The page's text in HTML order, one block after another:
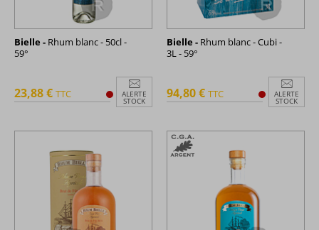
Bielle - Rhum blanc - 50cl -
59°
ALERTE
STOCK
23,88 € TTC
Bielle - Rhum blanc - Cubi -
3L - 59°
ALERTE
STOCK
94,80 € TTC